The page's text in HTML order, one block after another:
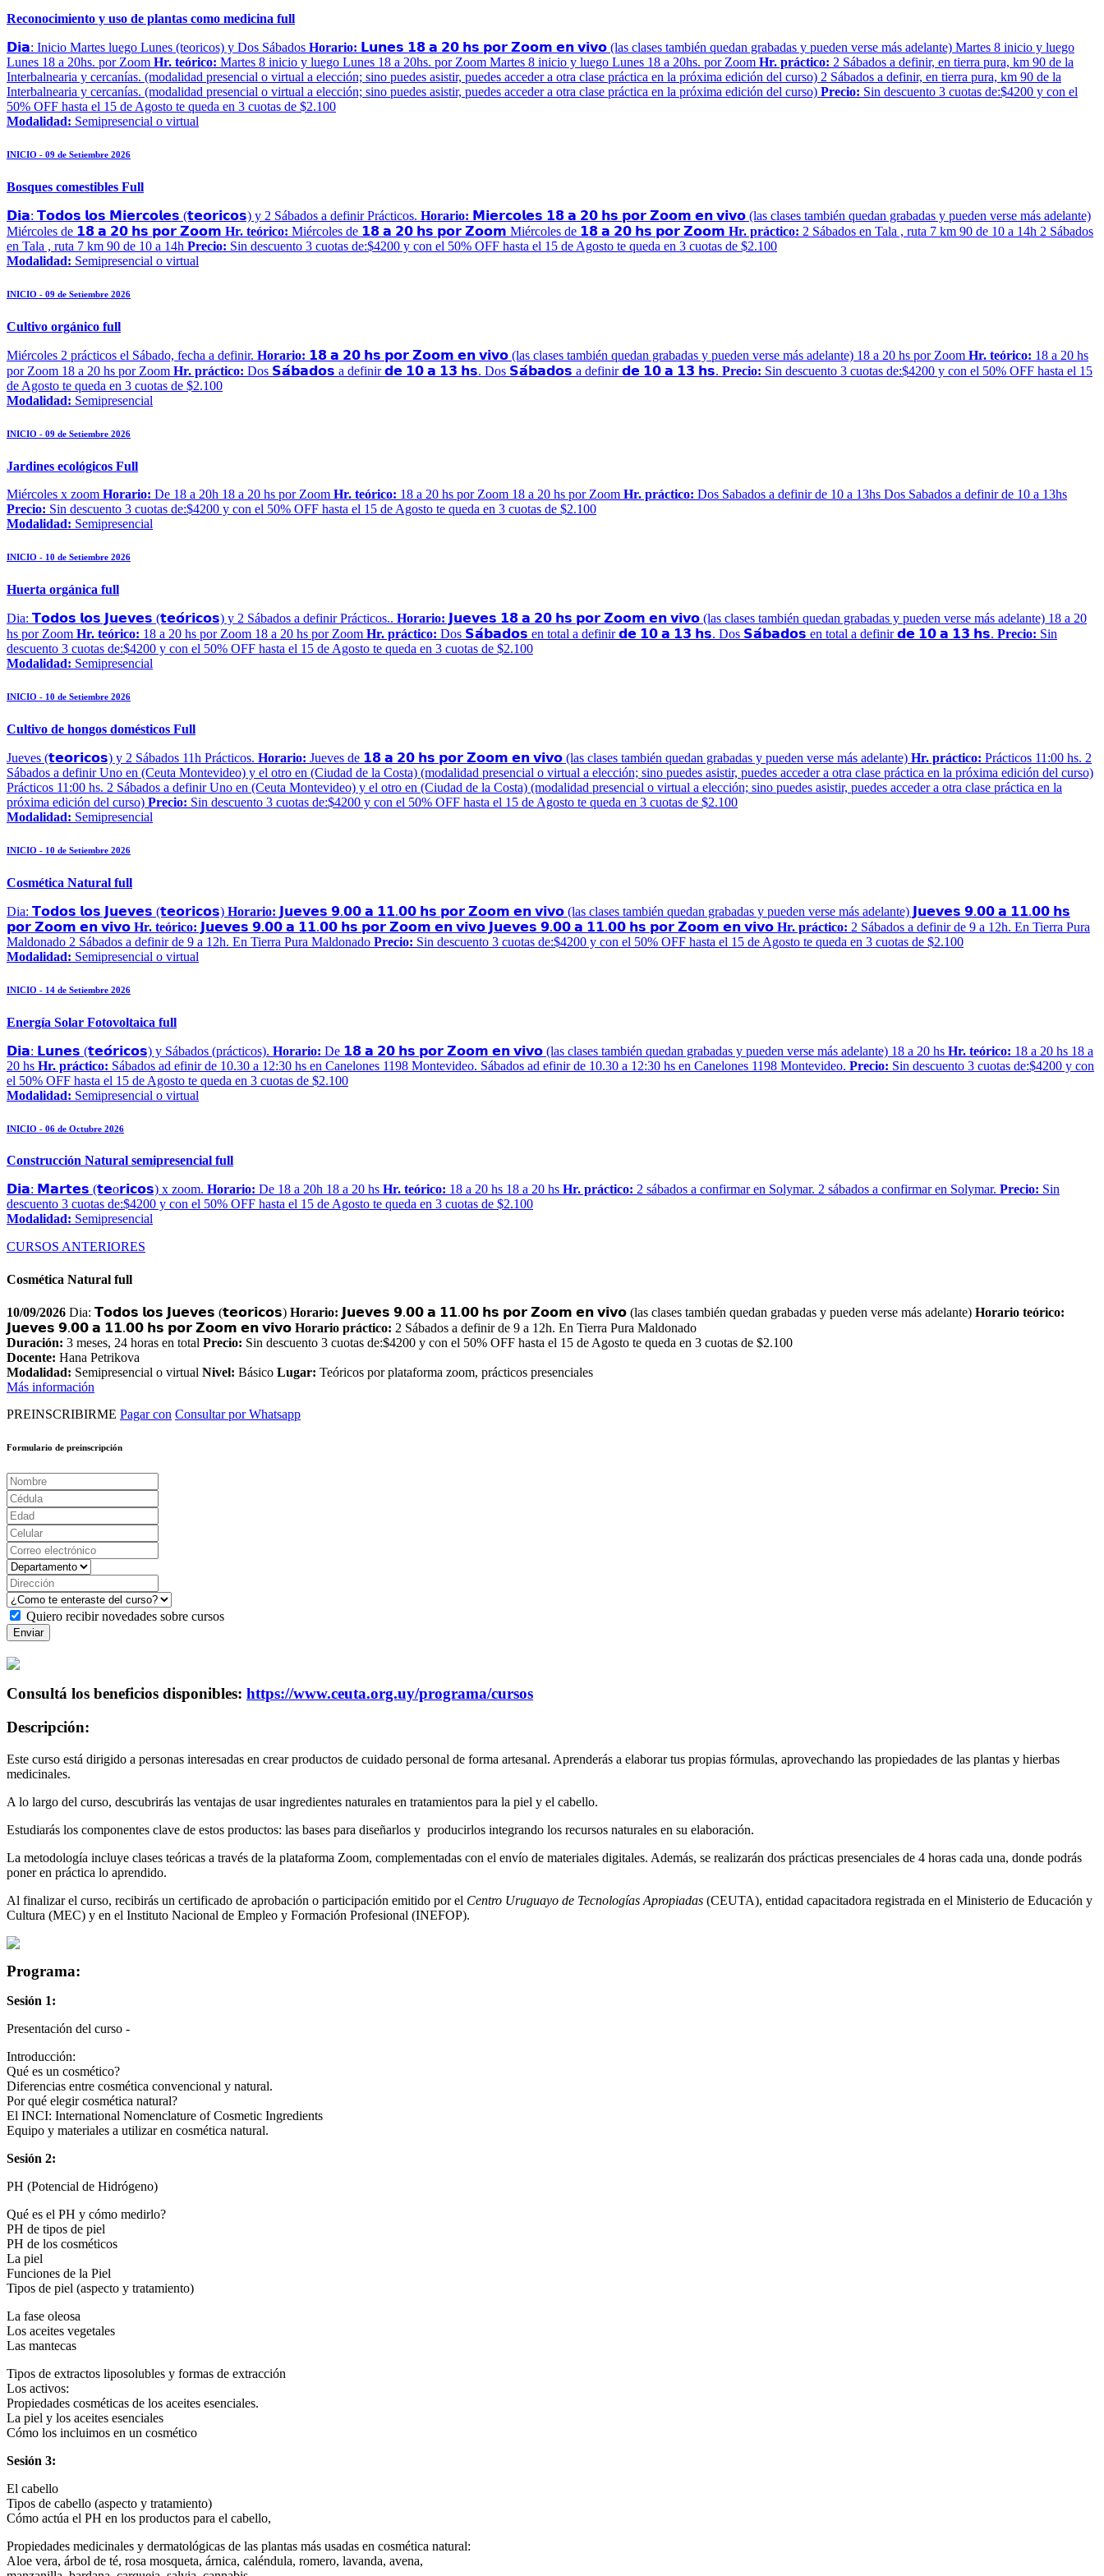
Reconocimiento y uso de plantas como medicina full
𝗗𝗶𝗮: Inicio Martes luego Lunes (teoricos) y Dos Sábados Horario: 𝗟𝘂𝗻𝗲𝘀 𝟭𝟴 𝗮 𝟮𝟬 𝗵𝘀 𝗽𝗼𝗿 𝗭𝗼𝗼𝗺 𝗲𝗻 𝘃𝗶𝘃𝗼 (las clases también quedan grabadas y pueden verse más adelante) Martes 8 inicio y luego
Lunes 18 a 20hs. por Zoom Hr. teórico: Martes 8 inicio y luego Lunes 18 a 20hs. por Zoom Martes 8 inicio y luego Lunes 18 a 20hs. por Zoom Hr. práctico: 2 Sábados a definir, en tierra pura, km 90 de la
Interbalnearia y cercanías. (modalidad presencial o virtual a elección; sino puedes asistir, puedes acceder a otra clase práctica en la próxima edición del curso) 2 Sábados a definir, en tierra pura, km 90 de la
Interbalnearia y cercanías. (modalidad presencial o virtual a elección; sino puedes asistir, puedes acceder a otra clase práctica en la próxima edición del curso) Precio: Sin descuento 3 cuotas de:$4200 y con el
50% OFF hasta el 15 de Agosto te queda en 3 cuotas de $2.100
Modalidad: Semipresencial o virtual
INICIO - 09 de Setiembre 2026
Bosques comestibles Full
𝗗𝗶𝗮: 𝗧𝗼𝗱𝗼𝘀 𝗹𝗼𝘀 𝗠𝗶𝗲𝗿𝗰𝗼𝗹𝗲𝘀 (𝘁𝗲𝗼𝗿𝗶𝗰𝗼𝘀) y 2 Sábados a definir Prácticos. Horario: 𝗠𝗶𝗲𝗿𝗰𝗼𝗹𝗲𝘀 𝟭𝟴 𝗮 𝟮𝟬 𝗵𝘀 𝗽𝗼𝗿 𝗭𝗼𝗼𝗺 𝗲𝗻 𝘃𝗶𝘃𝗼 (las clases también quedan grabadas y pueden verse más adelante)
Miércoles de 𝟭𝟴 𝗮 𝟮𝟬 𝗵𝘀 𝗽𝗼𝗿 𝗭𝗼𝗼𝗺 Hr. teórico: Miércoles de 𝟭𝟴 𝗮 𝟮𝟬 𝗵𝘀 𝗽𝗼𝗿 𝗭𝗼𝗼𝗺 Miércoles de 𝟭𝟴 𝗮 𝟮𝟬 𝗵𝘀 𝗽𝗼𝗿 𝗭𝗼𝗼𝗺 Hr. práctico: 2 Sábados en Tala , ruta 7 km 90 de 10 a 14h 2 Sábados
en Tala , ruta 7 km 90 de 10 a 14h Precio: Sin descuento 3 cuotas de:$4200 y con el 50% OFF hasta el 15 de Agosto te queda en 3 cuotas de $2.100
Modalidad: Semipresencial o virtual
INICIO - 09 de Setiembre 2026
Cultivo orgánico full
Miércoles 2 prácticos el Sábado, fecha a definir. Horario: 𝟭𝟴 𝗮 𝟮𝟬 𝗵𝘀 𝗽𝗼𝗿 𝗭𝗼𝗼𝗺 𝗲𝗻 𝘃𝗶𝘃𝗼 (las clases también quedan grabadas y pueden verse más adelante) 18 a 20 hs por Zoom Hr. teórico: 18 a 20 hs
por Zoom 18 a 20 hs por Zoom Hr. práctico: Dos 𝗦𝗮́𝗯𝗮𝗱𝗼𝘀 a definir 𝗱𝗲 𝟭𝟬 𝗮 𝟭𝟯 𝗵𝘀. Dos 𝗦𝗮́𝗯𝗮𝗱𝗼𝘀 a definir 𝗱𝗲 𝟭𝟬 𝗮 𝟭𝟯 𝗵𝘀. Precio: Sin descuento 3 cuotas de:$4200 y con el 50% OFF hasta el 15
de Agosto te queda en 3 cuotas de $2.100
Modalidad: Semipresencial
INICIO - 09 de Setiembre 2026
Jardines ecológicos Full
Miércoles x zoom Horario: De 18 a 20h 18 a 20 hs por Zoom Hr. teórico: 18 a 20 hs por Zoom 18 a 20 hs por Zoom Hr. práctico: Dos Sabados a definir de 10 a 13hs Dos Sabados a definir de 10 a 13hs
Precio: Sin descuento 3 cuotas de:$4200 y con el 50% OFF hasta el 15 de Agosto te queda en 3 cuotas de $2.100
Modalidad: Semipresencial
INICIO - 10 de Setiembre 2026
Huerta orgánica full
Dia: 𝗧𝗼𝗱𝗼𝘀 𝗹𝗼𝘀 𝗝𝘂𝗲𝘃𝗲𝘀 (𝘁𝗲𝗼́𝗿𝗶𝗰𝗼𝘀) y 2 Sábados a definir Prácticos.. Horario: 𝗝𝘂𝗲𝘃𝗲𝘀 𝟭𝟴 𝗮 𝟮𝟬 𝗵𝘀 𝗽𝗼𝗿 𝗭𝗼𝗼𝗺 𝗲𝗻 𝘃𝗶𝘃𝗼 (las clases también quedan grabadas y pueden verse más adelante) 18 a 20
hs por Zoom Hr. teórico: 18 a 20 hs por Zoom 18 a 20 hs por Zoom Hr. práctico: Dos 𝗦𝗮́𝗯𝗮𝗱𝗼𝘀 en total a definir 𝗱𝗲 𝟭𝟬 𝗮 𝟭𝟯 𝗵𝘀. Dos 𝗦𝗮́𝗯𝗮𝗱𝗼𝘀 en total a definir 𝗱𝗲 𝟭𝟬 𝗮 𝟭𝟯 𝗵𝘀. Precio: Sin
descuento 3 cuotas de:$4200 y con el 50% OFF hasta el 15 de Agosto te queda en 3 cuotas de $2.100
Modalidad: Semipresencial
INICIO - 10 de Setiembre 2026
Cultivo de hongos domésticos Full
Jueves (𝘁𝗲𝗼𝗿𝗶𝗰𝗼𝘀) y 2 Sábados 11h Prácticos. Horario: Jueves de 𝟭𝟴 𝗮 𝟮𝟬 𝗵𝘀 𝗽𝗼𝗿 𝗭𝗼𝗼𝗺 𝗲𝗻 𝘃𝗶𝘃𝗼 (las clases también quedan grabadas y pueden verse más adelante) Hr. práctico: Prácticos 11:00 hs. 2
Sábados a definir Uno en (Ceuta Montevideo) y el otro en (Ciudad de la Costa) (modalidad presencial o virtual a elección; sino puedes asistir, puedes acceder a otra clase práctica en la próxima edición del curso)
Prácticos 11:00 hs. 2 Sábados a definir Uno en (Ceuta Montevideo) y el otro en (Ciudad de la Costa) (modalidad presencial o virtual a elección; sino puedes asistir, puedes acceder a otra clase práctica en la
próxima edición del curso) Precio: Sin descuento 3 cuotas de:$4200 y con el 50% OFF hasta el 15 de Agosto te queda en 3 cuotas de $2.100
Modalidad: Semipresencial
INICIO - 10 de Setiembre 2026
Cosmética Natural full
Dia: 𝗧𝗼𝗱𝗼𝘀 𝗹𝗼𝘀 𝗝𝘂𝗲𝘃𝗲𝘀 (𝘁𝗲𝗼𝗿𝗶𝗰𝗼𝘀) Horario: 𝗝𝘂𝗲𝘃𝗲𝘀 𝟵.𝟬𝟬 𝗮 𝟭𝟭.𝟬𝟬 𝗵𝘀 𝗽𝗼𝗿 𝗭𝗼𝗼𝗺 𝗲𝗻 𝘃𝗶𝘃𝗼 (las clases también quedan grabadas y pueden verse más adelante) 𝗝𝘂𝗲𝘃𝗲𝘀 𝟵.𝟬𝟬 𝗮 𝟭𝟭.𝟬𝟬 𝗵𝘀
𝗽𝗼𝗿 𝗭𝗼𝗼𝗺 𝗲𝗻 𝘃𝗶𝘃𝗼 Hr. teórico: 𝗝𝘂𝗲𝘃𝗲𝘀 𝟵.𝟬𝟬 𝗮 𝟭𝟭.𝟬𝟬 𝗵𝘀 𝗽𝗼𝗿 𝗭𝗼𝗼𝗺 𝗲𝗻 𝘃𝗶𝘃𝗼 𝗝𝘂𝗲𝘃𝗲𝘀 𝟵.𝟬𝟬 𝗮 𝟭𝟭.𝟬𝟬 𝗵𝘀 𝗽𝗼𝗿 𝗭𝗼𝗼𝗺 𝗲𝗻 𝘃𝗶𝘃𝗼 Hr. práctico: 2 Sábados a definir de 9 a 12h. En Tierra Pura
Maldonado 2 Sábados a definir de 9 a 12h. En Tierra Pura Maldonado Precio: Sin descuento 3 cuotas de:$4200 y con el 50% OFF hasta el 15 de Agosto te queda en 3 cuotas de $2.100
Modalidad: Semipresencial o virtual
INICIO - 14 de Setiembre 2026
Energía Solar Fotovoltaica full
𝗗𝗶𝗮: 𝗟𝘂𝗻𝗲𝘀 (𝘁𝗲𝗼́𝗿𝗶𝗰𝗼𝘀) y Sábados (prácticos). Horario: De 𝟭𝟴 𝗮 𝟮𝟬 𝗵𝘀 𝗽𝗼𝗿 𝗭𝗼𝗼𝗺 𝗲𝗻 𝘃𝗶𝘃𝗼 (las clases también quedan grabadas y pueden verse más adelante) 18 a 20 hs Hr. teórico: 18 a 20 hs 18 a
20 hs Hr. práctico: Sábados ad efinir de 10.30 a 12:30 hs en Canelones 1198 Montevideo. Sábados ad efinir de 10.30 a 12:30 hs en Canelones 1198 Montevideo. Precio: Sin descuento 3 cuotas de:$4200 y con
el 50% OFF hasta el 15 de Agosto te queda en 3 cuotas de $2.100
Modalidad: Semipresencial o virtual
INICIO - 06 de Octubre 2026
Construcción Natural semipresencial full
𝗗𝗶𝗮: 𝗠𝗮𝗿𝘁𝗲𝘀 (𝘁𝗲o𝗿𝗶𝗰𝗼𝘀) x zoom. Horario: De 18 a 20h 18 a 20 hs Hr. teórico: 18 a 20 hs 18 a 20 hs Hr. práctico: 2 sábados a confirmar en Solymar. 2 sábados a confirmar en Solymar. Precio: Sin
descuento 3 cuotas de:$4200 y con el 50% OFF hasta el 15 de Agosto te queda en 3 cuotas de $2.100
Modalidad: Semipresencial
CURSOS ANTERIORES
Cosmética Natural full
10/09/2026 Dia: 𝗧𝗼𝗱𝗼𝘀 𝗹𝗼𝘀 𝗝𝘂𝗲𝘃𝗲𝘀 (𝘁𝗲𝗼𝗿𝗶𝗰𝗼𝘀) Horario: 𝗝𝘂𝗲𝘃𝗲𝘀 𝟵.𝟬𝟬 𝗮 𝟭𝟭.𝟬𝟬 𝗵𝘀 𝗽𝗼𝗿 𝗭𝗼𝗼𝗺 𝗲𝗻 𝘃𝗶𝘃𝗼 (las clases también quedan grabadas y pueden verse más adelante) Horario teórico:
𝗝𝘂𝗲𝘃𝗲𝘀 𝟵.𝟬𝟬 𝗮 𝟭𝟭.𝟬𝟬 𝗵𝘀 𝗽𝗼𝗿 𝗭𝗼𝗼𝗺 𝗲𝗻 𝘃𝗶𝘃𝗼 Horario práctico: 2 Sábados a definir de 9 a 12h. En Tierra Pura Maldonado
Duración: 3 meses, 24 horas en total Precio: Sin descuento 3 cuotas de:$4200 y con el 50% OFF hasta el 15 de Agosto te queda en 3 cuotas de $2.100
Docente: Hana Petrikova
Modalidad: Semipresencial o virtual Nivel: Básico Lugar: Teóricos por plataforma zoom, prácticos presenciales
Más información
PREINSCRIBIRME Pagar con Consultar por Whatsapp
Formulario de preinscripción
Quiero recibir novedades sobre cursos
Enviar
Consultá los beneficios disponibles: https://www.ceuta.org.uy/programa/cursos
Descripción:
Este curso está dirigido a personas interesadas en crear productos de cuidado personal de forma artesanal. Aprenderás a elaborar tus propias fórmulas, aprovechando las propiedades de las plantas y hierbas
medicinales.
A lo largo del curso, descubrirás las ventajas de usar ingredientes naturales en tratamientos para la piel y el cabello.
Estudiarás los componentes clave de estos productos: las bases para diseñarlos y producirlos integrando los recursos naturales en su elaboración.
La metodología incluye clases teóricas a través de la plataforma Zoom, complementadas con el envío de materiales digitales. Además, se realizarán dos prácticas presenciales de 4 horas cada una, donde podrás
poner en práctica lo aprendido.
Al finalizar el curso, recibirás un certificado de aprobación o participación emitido por el Centro Uruguayo de Tecnologías Apropiadas (CEUTA), entidad capacitadora registrada en el Ministerio de Educación y
Cultura (MEC) y en el Instituto Nacional de Empleo y Formación Profesional (INEFOP).
Programa:
Sesión 1:
Presentación del curso -
Introducción:
Qué es un cosmético?
Diferencias entre cosmética convencional y natural.
Por qué elegir cosmética natural?
El INCI: International Nomenclature of Cosmetic Ingredients
Equipo y materiales a utilizar en cosmética natural.
Sesión 2:
PH (Potencial de Hidrógeno)
Qué es el PH y cómo medirlo?
PH de tipos de piel
PH de los cosméticos
La piel
Funciones de la Piel
Tipos de piel (aspecto y tratamiento)
La fase oleosa
Los aceites vegetales
Las mantecas
Tipos de extractos liposolubles y formas de extracción
Los activos:
Propiedades cosméticas de los aceites esenciales.
La piel y los aceites esenciales
Cómo los incluimos en un cosmético
Sesión 3:
El cabello
Tipos de cabello (aspecto y tratamiento)
Cómo actúa el PH en los productos para el cabello,
Propiedades medicinales y dermatológicas de las plantas más usadas en cosmética natural:
Aloe vera, árbol de té, rosa mosqueta, árnica, caléndula, romero, lavanda, avena,